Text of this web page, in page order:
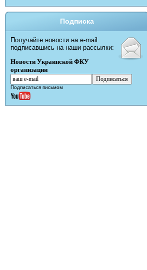
Подписка
Получайте новости на e-mail
подписавшись на наши рассылки:
Новости Украинской ФКУ
организации
Подписаться письмом